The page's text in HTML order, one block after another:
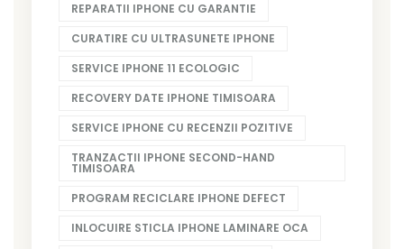
REPARATII IPHONE CU GARANTIE
CURATIRE CU ULTRASUNETE IPHONE
SERVICE IPHONE 11 ECOLOGIC
RECOVERY DATE IPHONE TIMISOARA
SERVICE IPHONE CU RECENZII POZITIVE
TRANZACTII IPHONE SECOND-HAND
TIMISOARA
PROGRAM RECICLARE IPHONE DEFECT
INLOCUIRE STICLA IPHONE LAMINARE OCA